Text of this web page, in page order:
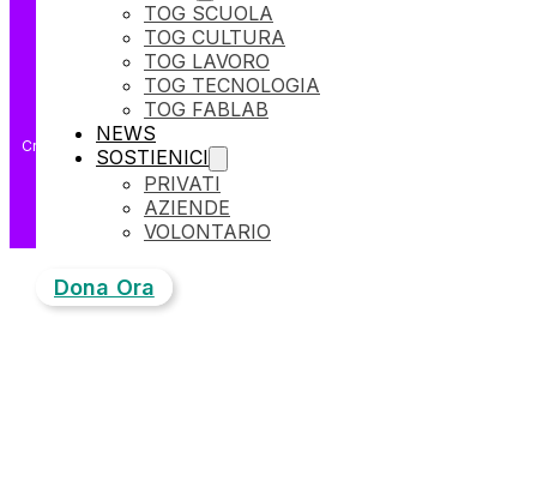
TOG SCUOLA
TOG CULTURA
TOG LAVORO
TOG TECNOLOGIA
TOG FABLAB
NEWS
SOSTIENICI
PRIVATI
AZIENDE
VOLONTARIO
Dona Ora
Crafted by